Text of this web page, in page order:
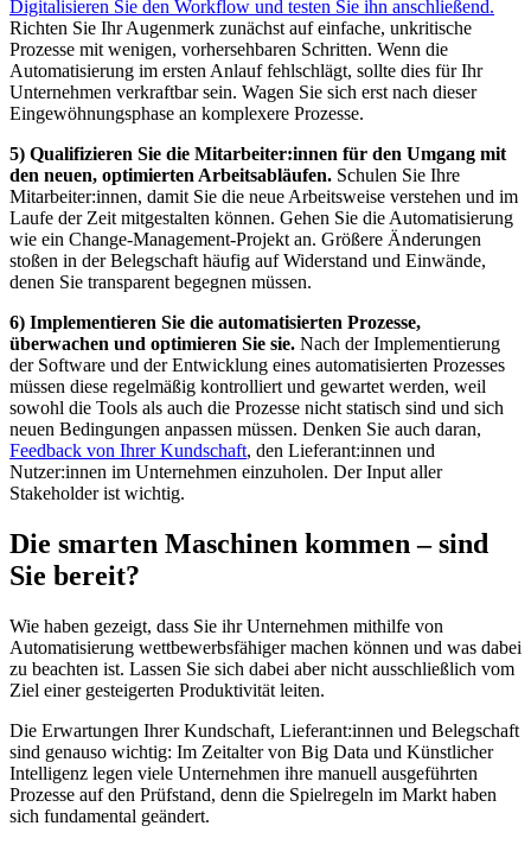
Digitalisieren Sie den Workflow und testen Sie ihn anschließend.
Richten Sie Ihr Augenmerk zunächst auf einfache, unkritische
Prozesse mit wenigen, vorhersehbaren Schritten. Wenn die
Automatisierung im ersten Anlauf fehlschlägt, sollte dies für Ihr
Unternehmen verkraftbar sein. Wagen Sie sich erst nach dieser
Eingewöhnungsphase an komplexere Prozesse.
5) Qualifizieren Sie die Mitarbeiter:innen für den Umgang mit
den neuen, optimierten Arbeitsabläufen. Schulen Sie Ihre
Mitarbeiter:innen, damit Sie die neue Arbeitsweise verstehen und im
Laufe der Zeit mitgestalten können. Gehen Sie die Automatisierung
wie ein Change-Management-Projekt an. Größere Änderungen
stoßen in der Belegschaft häufig auf Widerstand und Einwände,
denen Sie transparent begegnen müssen.
6) Implementieren Sie die automatisierten Prozesse,
überwachen und optimieren Sie sie. Nach der Implementierung
der Software und der Entwicklung eines automatisierten Prozesses
müssen diese regelmäßig kontrolliert und gewartet werden, weil
sowohl die Tools als auch die Prozesse nicht statisch sind und sich
neuen Bedingungen anpassen müssen. Denken Sie auch daran,
Feedback von Ihrer Kundschaft, den Lieferant:innen und
Nutzer:innen im Unternehmen einzuholen. Der Input aller
Stakeholder ist wichtig.
Die smarten Maschinen kommen – sind
Sie bereit?
Wie haben gezeigt, dass Sie ihr Unternehmen mithilfe von
Automatisierung wettbewerbsfähiger machen können und was dabei
zu beachten ist. Lassen Sie sich dabei aber nicht ausschließlich vom
Ziel einer gesteigerten Produktivität leiten.
Die Erwartungen Ihrer Kundschaft, Lieferant:innen und Belegschaft
sind genauso wichtig: Im Zeitalter von Big Data und Künstlicher
Intelligenz legen viele Unternehmen ihre manuell ausgeführten
Prozesse auf den Prüfstand, denn die Spielregeln im Markt haben
sich fundamental geändert.